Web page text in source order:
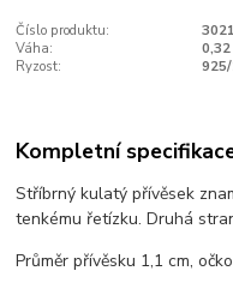
Číslo produktu:
3021
Váha:
0,32
Ryzost:
Kompletní
Stříbrný kulatý přívěsek
tenkému řetízku. Druhá
Průměr přívěsku 1,1 cm,